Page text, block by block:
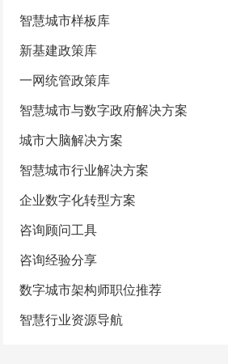
智慧城市样板库
新基建政策库
一网统管政策库
智慧城市与数字政府解决方案
城市大脑解决方案
智慧城市行业解决方案
企业数字化转型方案
咨询顾问工具
咨询经验分享
数字城市架构师职位推荐
智慧行业资源导航